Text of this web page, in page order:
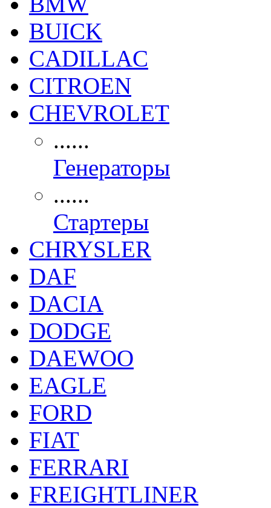
BUICK
CADILLAC
CITROEN
CHEVROLET
......
Генераторы
......
Стартеры
CHRYSLER
DAF
DACIA
DODGE
DAEWOO
EAGLE
FORD
FIAT
FERRARI
FREIGHTLINER